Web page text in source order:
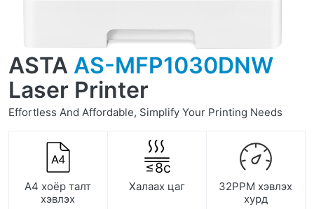
ASTA AS-MFP1030DNW
Laser Printer
Effortless And Affordable, Simplify Your Printing Needs
А4 хоёр талт
хэвлэх
≤8с
Халаах цаг
32PPM хэвлэх
хурд